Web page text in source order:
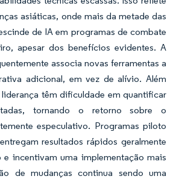
asiáticas, onde mais da metade das
de IA em programas de combate
apesar dos benefícios evidentes. A
associa novas ferramentas a
adicional, em vez de alívio. Além
têm dificuldade em quantificar
tornando o retorno sobre o
especulativo. Programas piloto
resultados rápidos geralmente
incentivam uma implementação mais
de mudanças continua sendo uma